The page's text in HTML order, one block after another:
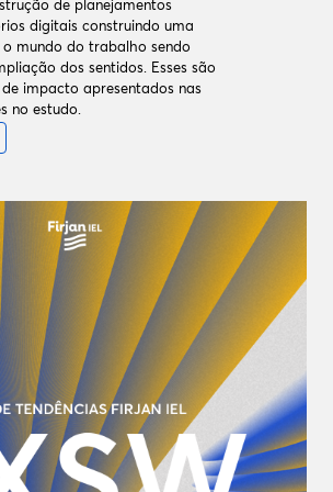
de planejamentos
digitais construindo uma
mundo do trabalho sendo
dos sentidos. Esses são
impacto apresentados nas
no estudo.